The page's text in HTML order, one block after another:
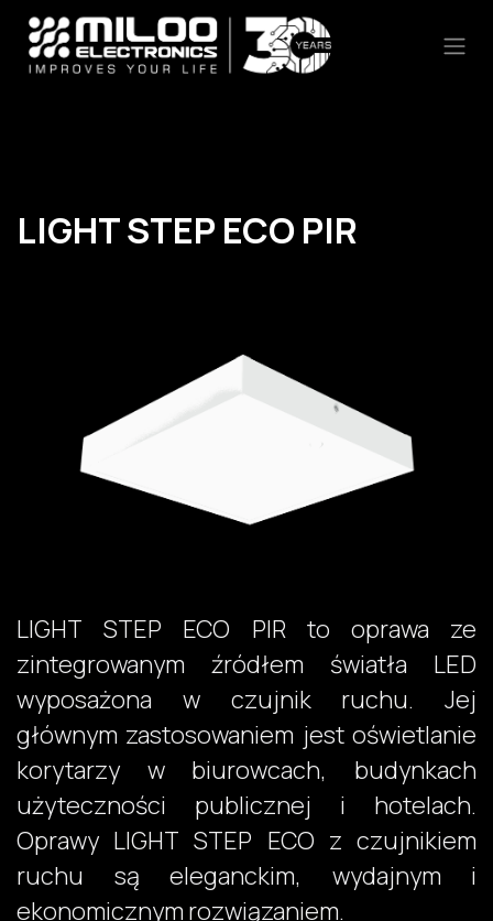
Skip to Content
​ LIGHT STEP ECO PIR to oprawa ze
zintegrowanym źródłem światła LED
wyposażona w czujnik ruchu. Jej
głównym zastosowaniem jest oświetlanie
korytarzy w biurowcach, budynkach
użyteczności publicznej i hotelach.
Oprawy LIGHT STEP ECO z czujnikiem
ruchu są eleganckim, wydajnym i
ekonomicznym rozwiązaniem. ​
LIGHT STEP ECO PIR